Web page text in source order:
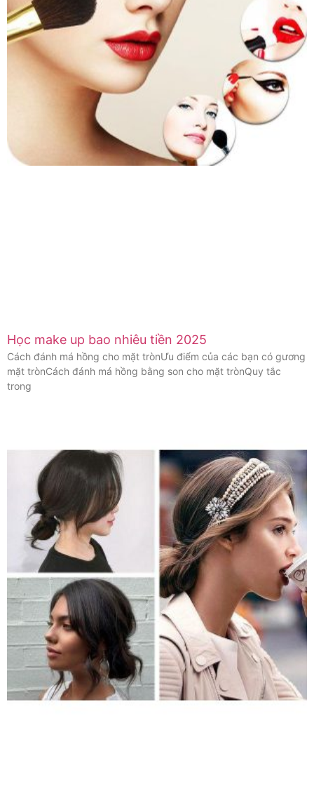
Học make up bao nhiêu tiền 2025
Cách đánh má hồng cho mặt trònƯu điểm của các bạn có gương
mặt trònCách đánh má hồng bằng son cho mặt trònQuy tắc
trong